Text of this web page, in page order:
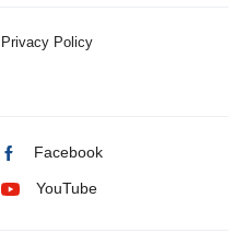
Privacy Policy
Facebook
YouTube